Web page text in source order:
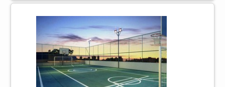
vez que podem ser encontrados em diferentes
padrões, cores e texturas. Eles ainda possuem
uma longa vida útil, uma vez que esse tipo de
revestimento pode ser usado durante mu.